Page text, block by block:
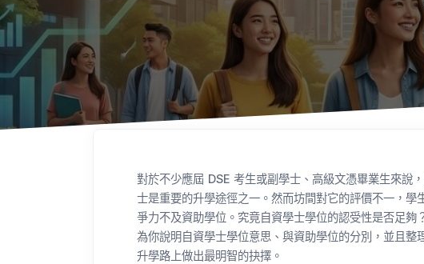
對於不少應屆 DSE 考生或副學士、高級文憑畢業生來說
士是重要的升學途徑之一。然而坊間對它的評價不一，學
爭力不及資助學位。究竟自資學士學位的認受性是否足夠
為你說明自資學士學位意思、與資助學位的分別，並且整
升學路上做出最明智的抉擇。